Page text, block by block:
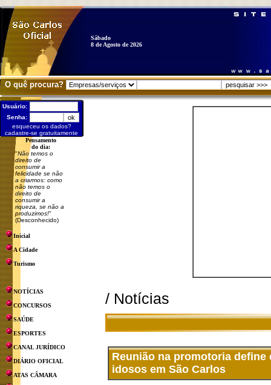
Sábado
8 de Agosto de 2026
O quê procura?
Usuário:
Senha:
esqueceu os dados?
cadastre-se gratuitamente
Pensamento
do dia:
"Não temos o
direito de
consumir a
felicidade se não
a criarmos: como
não temos o
direito de
consumir a
riqueza, se não a
produzimos!"
(Desconhecido)
Inicial
A Cidade
Turismo
NOTÍCIAS
CONCURSOS
SAÚDE
ESPORTES
CANAL JURÍDICO
DIÁRIO OFICIAL
ATAS CÂMARA
/ Notícias
Reunião na promotoria
idosos em São Carlos